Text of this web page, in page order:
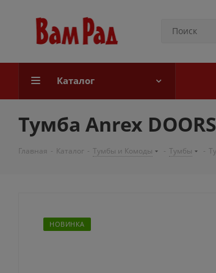
Каталог
Тумба Anrex
Главная - Каталог - Тумбы и Комоды - Тумбы -
НОВИНКА